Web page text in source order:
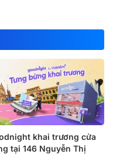
khai trương cửa
tại 146 Nguyễn Thị